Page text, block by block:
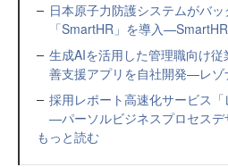
日本原子力防護システムがバ
「SmartHR」を導入—SmartHR
生成AIを活用した管理職向け
善支援アプリを自社開発—レゾ
採用レポート高速化サービス
—パーソルビジネスプロセスデ
もっと読む